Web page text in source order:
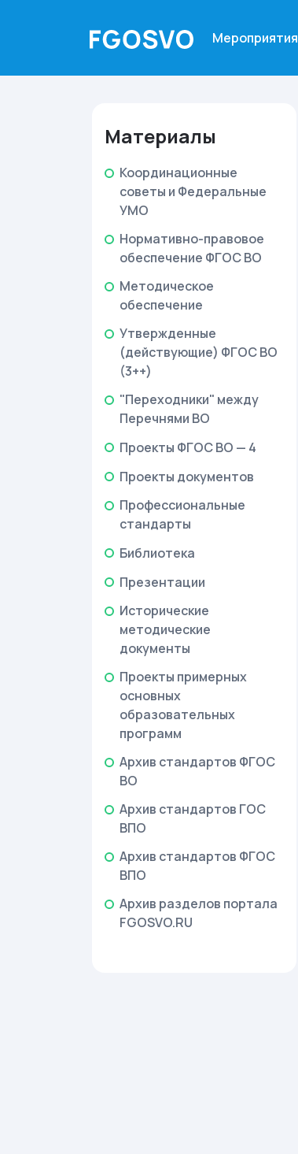
Мероприятия
Материалы
Координационные
советы и Федеральные
УМО
Нормативно-правовое
обеспечение ФГОС ВО
Методическое
обеспечение
Утвержденные
(действующие) ФГОС ВО
(3++)
"Переходники" между
Перечнями ВО
Проекты ФГОС ВО — 4
Проекты документов
Профессиональные
стандарты
Библиотека
Презентации
Исторические
методические
документы
Проекты примерных
основных
образовательных
программ
Архив стандартов ФГОС
ВО
Архив стандартов ГОС
ВПО
Архив стандартов ФГОС
ВПО
Архив разделов портала
FGOSVO.RU